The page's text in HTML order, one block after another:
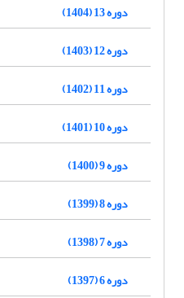
دوره 13 (1404)
دوره 12 (1403)
دوره 11 (1402)
دوره 10 (1401)
دوره 9 (1400)
دوره 8 (1399)
دوره 7 (1398)
دوره 6 (1397)